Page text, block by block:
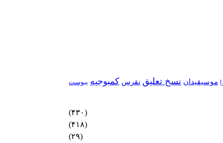
موسیقیدان نسخ تعلیق نقرس کمبوجیه یبوست
(۴۳۰)
(۴۱۸)
(۲۹)